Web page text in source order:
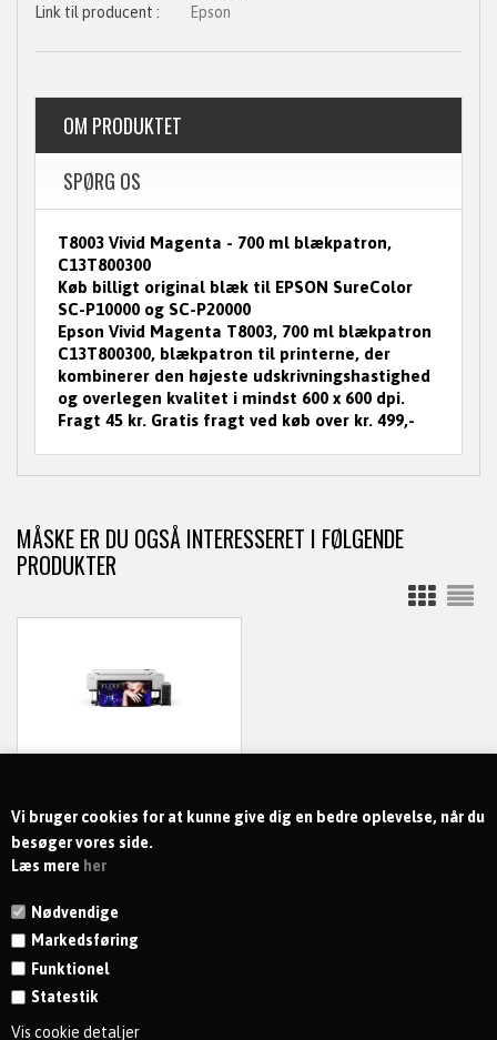
Vi bruger cookies for at kunne give dig en bedre oplevelse, når du
besøger vores side.
Læs mere her
Nødvendige
Markedsføring
Funktionel
Statestik
Vis cookie detaljer
Epson
OM PRODUKTET
SPØRG OS
T8003 Vivid Magenta - 700 ml blækpatron,
C13T800300
Køb billigt original blæk til EPSON SureColor
SC-P10000 og SC-P20000
Epson Vivid Magenta T8003, 700 ml blækpatron
C13T800300, blækpatron til printerne, der
kombinerer den højeste udskrivningshastighed
og overlegen kvalitet i mindst 600 x 600 dpi.
Fragt 45 kr. Gratis fragt ved køb over kr. 499,-
MÅSKE ER DU OGSÅ INTERESSERET I FØLGENDE
PRODUKTER
TOMMER
129.103,20 DKK
ekskl. moms
KONTAKT